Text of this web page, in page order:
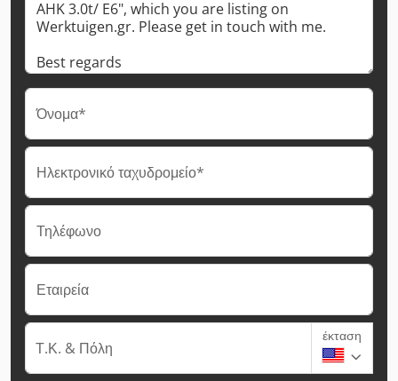
Όνομα*
Ηλεκτρονικό ταχυδρομείο*
Τηλέφωνο
Εταιρεία
Τ.Κ. & Πόλη
έκταση